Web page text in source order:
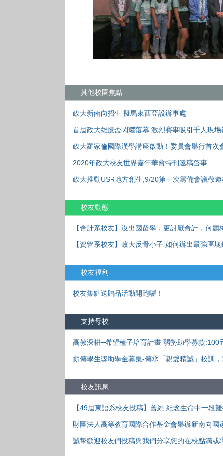
其他校園焦點
政大新南向招生 擬馬來西亞設辦事處
首屆政大雄鷹盃閃耀落幕 激烈賽事吸引千人現場
政大羅家倫國際漢學講座啟動！委員會舉行首次
2020年政大校友世界嘉年華會特刊邀稿啓事
政大推動USR地方創生,9/20第一次籌備會議敬
校友動態
【會計系校友】沒出國留學，更討厭會計，何
【資管系校友】政大反骨小子 如何辦出最強區
校友福利
校友集點送贈品活動開跑囉！
支持母校
高教深耕─希望種子培育計畫 弱勢助學募款:100
薪傳學生獎助學金募集-傳承「親愛精誠」校訓
校友訊息
【49屆東語系校友投稿】曾經 紀念生命中一段
財團法人高等教育國際合作基金會舉辦新南向國
誠摯歡迎校友們投稿與我們分享您的在校點滴或